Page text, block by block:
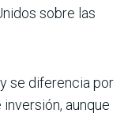
sobre las
se diferencia por
aunque